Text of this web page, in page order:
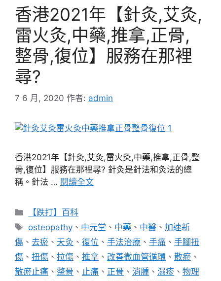
香港2021年【針灸,艾灸,
雷火灸,中藥,推拿,正骨,
整骨,復位】服務在那裡
尋?
7 6 月, 2020 作者: admin
香港2021年【針灸,艾灸,雷火灸,中藥,推拿,正骨,整
骨,復位】服務在那裡尋? 針灸是針法和灸法的總
稱。針法 … 閱讀全文
分
類
【跌打】百科
標
籤
osteopathy 、 中元堂 、 中藥 、 中醫 、加速新
傷 、 去瘀 、 天灸 、 復位 、 手法治療 、 手痛 、 手腳扭
傷 、 扭傷 、 拉傷 、 推拿 、 改善微血管循環 、 散瘀 、
散瘀止痛 、 整骨 、 止痛 、 正骨 、 消腫 、 濕疹 、 物理